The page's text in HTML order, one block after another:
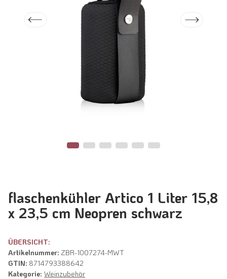
flaschenkühler Artico 1 Liter 15,8
x 23,5 cm Neopren schwarz
ÜBERSICHT:
Artikelnummer: ZBR-1007274-MWT
GTIN: 8714793388642
Kategorie: Weinzubehör